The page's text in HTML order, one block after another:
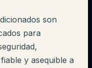
son
para
y asequible a